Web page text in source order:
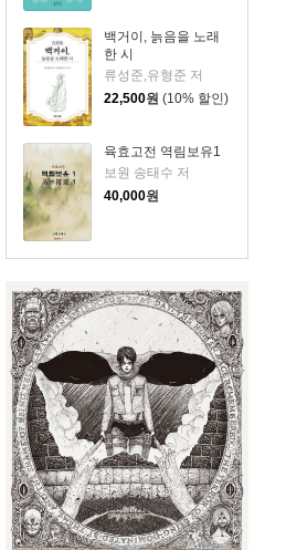
백거이, 늙음을 노래
한 시
류성준,유형준 저
22,500원 (10% 할인)
육효고전 역림보유1
보원 송태수 저
40,000원